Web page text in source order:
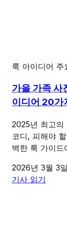
룩 아이디어 주
가을 가족 사
이디어 20가
2025년 최고의
코디, 피해야
벽한 룩 가이드
2026년 3월 3일
기사 읽기